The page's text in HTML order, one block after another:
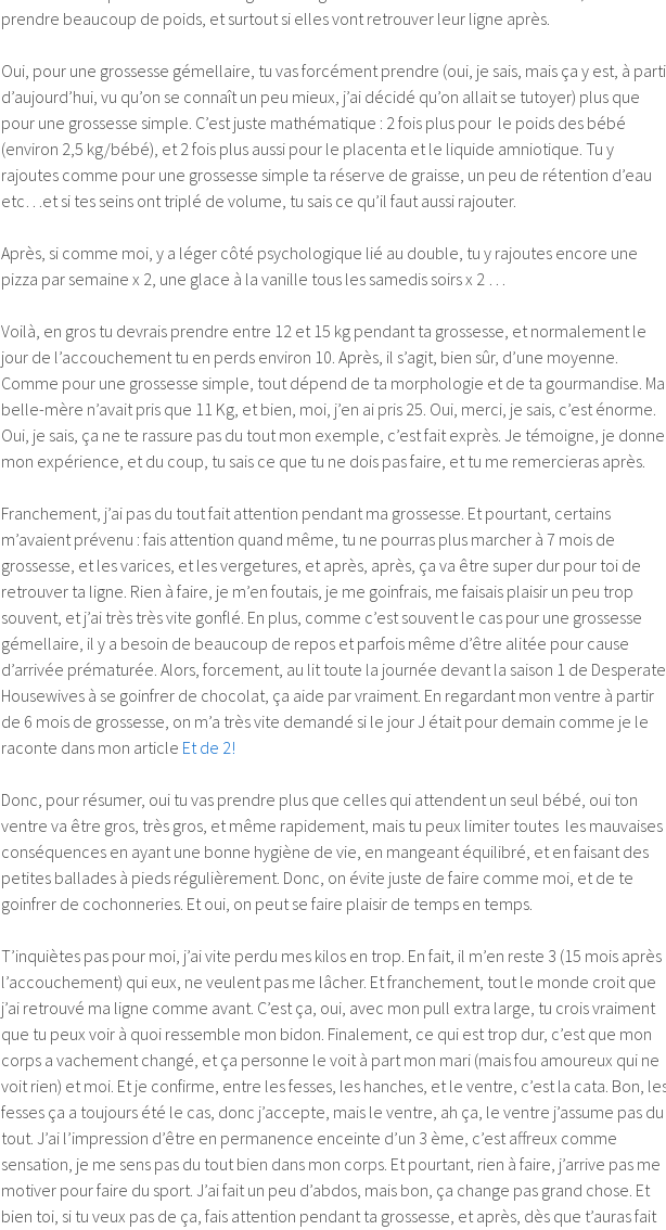
prendre beaucoup de poids, et surtout si elles vont retrouver leur ligne après.
Oui, pour une grossesse gémellaire, tu vas forcément prendre (oui, je sais, mais ça y est, à
d’aujourd’hui, vu qu’on se connaît un peu mieux, j’ai décidé qu’on allait se tutoyer) plus que
pour une grossesse simple. C’est juste mathématique : 2 fois plus pour le poids des bébé
(environ 2,5 kg/bébé), et 2 fois plus aussi pour le placenta et le liquide amniotique. Tu y
rajoutes comme pour une grossesse simple ta réserve de graisse, un peu de rétention d’eau
etc…et si tes seins ont triplé de volume, tu sais ce qu’il faut aussi rajouter.
Après, si comme moi, y a léger côté psychologique lié au double, tu y rajoutes encore une
pizza par semaine x 2, une glace à la vanille tous les samedis soirs x 2 …
Voilà, en gros tu devrais prendre entre 12 et 15 kg pendant ta grossesse, et normalement le
jour de l’accouchement tu en perds environ 10. Après, il s’agit, bien sûr, d’une moyenne.
Comme pour une grossesse simple, tout dépend de ta morphologie et de ta gourmandise. Ma
belle-mère n’avait pris que 11 Kg, et bien, moi, j’en ai pris 25. Oui, merci, je sais, c’est énorme.
Oui, je sais, ça ne te rassure pas du tout mon exemple, c’est fait exprès. Je témoigne, je donne
mon expérience, et du coup, tu sais ce que tu ne dois pas faire, et tu me remercieras après.
Franchement, j’ai pas du tout fait attention pendant ma grossesse. Et pourtant, certains
m’avaient prévenu : fais attention quand même, tu ne pourras plus marcher à 7 mois de
grossesse, et les varices, et les vergetures, et après, après, ça va être super dur pour toi de
retrouver ta ligne. Rien à faire, je m’en foutais, je me goinfrais, me faisais plaisir un peu trop
souvent, et j’ai très très vite gonflé. En plus, comme c’est souvent le cas pour une grossesse
gémellaire, il y a besoin de beaucoup de repos et parfois même d’être alitée pour cause
d’arrivée prématurée. Alors, forcement, au lit toute la journée devant la saison 1 de Desperate
Housewives à se goinfrer de chocolat, ça aide par vraiment. En regardant mon ventre à partir
de 6 mois de grossesse, on m’a très vite demandé si le jour J était pour demain comme je le
raconte dans mon article Et de 2!
Donc, pour résumer, oui tu vas prendre plus que celles qui attendent un seul bébé, oui ton
ventre va être gros, très gros, et même rapidement, mais tu peux limiter toutes les mauvaises
conséquences en ayant une bonne hygiène de vie, en mangeant équilibré, et en faisant des
petites ballades à pieds régulièrement. Donc, on évite juste de faire comme moi, et de te
goinfrer de cochonneries. Et oui, on peut se faire plaisir de temps en temps.
T’inquiètes pas pour moi, j’ai vite perdu mes kilos en trop. En fait, il m’en reste 3 (15 mois après
l’accouchement) qui eux, ne veulent pas me lâcher. Et franchement, tout le monde croit que
j’ai retrouvé ma ligne comme avant. C’est ça, oui, avec mon pull extra large, tu crois vraiment
que tu peux voir à quoi ressemble mon bidon. Finalement, ce qui est trop dur, c’est que mon
corps a vachement changé, et ça personne le voit à part mon mari (mais fou amoureux qui ne
voit rien) et moi. Et je confirme, entre les fesses, les hanches, et le ventre, c’est la cata. Bon,
fesses ça a toujours été le cas, donc j’accepte, mais le ventre, ah ça, le ventre j’assume pas du
tout. J’ai l’impression d’être en permanence enceinte d’un 3 ème, c’est affreux comme
sensation, je me sens pas du tout bien dans mon corps. Et pourtant, rien à faire, j’arrive pas me
motiver pour faire du sport. J’ai fait un peu d’abdos, mais bon, ça change pas grand chose. Et
bien toi, si tu veux pas de ça, fais attention pendant ta grossesse, et après, dès que t’auras fait